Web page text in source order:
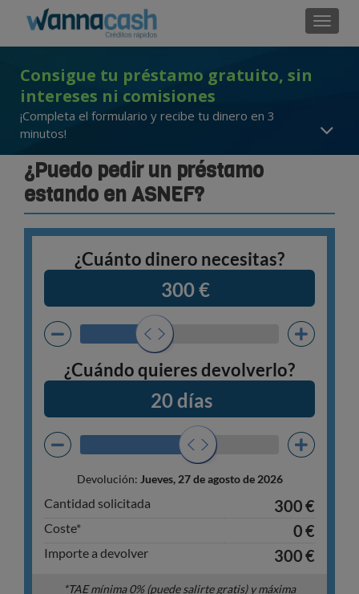
Consigue tu préstamo gratuito, sin
intereses ni comisiones
¡Completa el formulario y recibe tu dinero en 3
minutos!
¿Puedo pedir un préstamo
estando en ASNEF?